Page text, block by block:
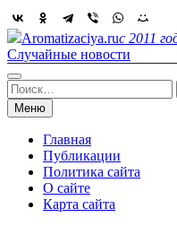
Skip
to
content
Aromatizaciya.ruс 2011
Случайные новости
Найти:
Меню
Главная
Публикации
Политика сайта
О сайте
Карта сайта